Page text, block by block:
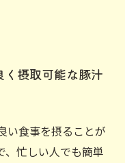
摂取可能な豚汁
い食事を摂ることが
、忙しい人でも簡単